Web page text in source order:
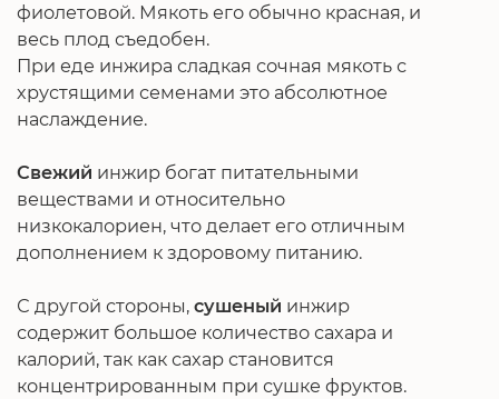
фиолетовой. Мякоть его обычно красная, и
весь плод съедобен.
При еде инжира сладкая сочная мякоть с
хрустящими семенами это абсолютное
наслаждение.
Свежий инжир богат питательными
веществами и относительно
низкокалориен, что делает его отличным
дополнением к здоровому питанию.
С другой стороны, сушеный инжир
содержит большое количество сахара и
калорий, так как сахар становится
концентрированным при сушке фруктов.